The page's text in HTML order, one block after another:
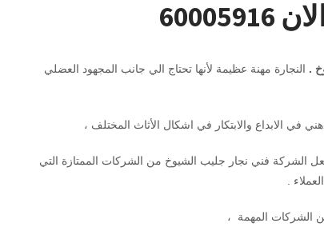
. النجارة مهنة عظيمة لأنها تحتاج الي جانب المجهود العضلي
في الابداع والابتكار في اشكال الأثاث المختلف ،
الشركة فني نجار جليب الشيوخ من الشركات الممتازة التي
.
الشركات المهمة ،